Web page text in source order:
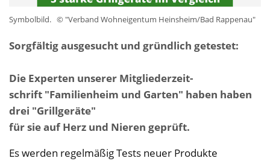
Symbolbild. © "Verband Wohneigentum Heinsheim/Bad Rappenau"
Sorgfältig ausgesucht und gründlich getestet:
Die Experten unserer Mitgliederzeit-
schrift "Familienheim und Garten" haben haben
drei "Grillgeräte"
für sie auf Herz und Nieren geprüft.
Es werden regelmäßig Tests neuer Produkte